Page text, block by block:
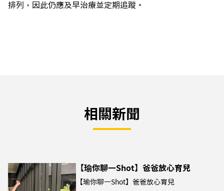
排列，因此仍應及早治療並定期追蹤。
相關新聞
【瑜你聊一Shot】爸爸放心育兒
【瑜你聊一Shot】爸爸放心育兒